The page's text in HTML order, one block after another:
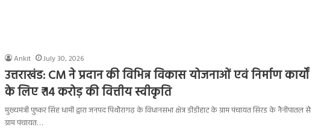
Ankit July 30, 2026
उत्तराखंड: CM ने प्रदान की विभिन्न विकास योजनाओं एवं निर्माण कार्यों
के लिए ₹ 14 करोड़ की वित्तीय स्वीकृति
मुख्यमंत्री पुष्कर सिंह धामी द्वारा जनपद पिथौरागढ़ के विधानसभा क्षेत्र डीडीहाट के ग्राम पंचायत सिरड के नैनीपातल सेे
ग्राम पंचायत…